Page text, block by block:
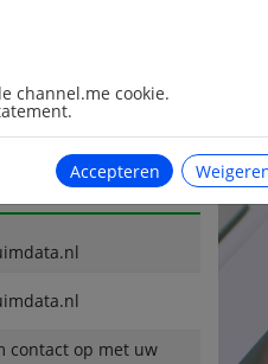
login aan te laten
Zo hoeft u maar één
contact op met uw
channel.me cookie.
Accepteren